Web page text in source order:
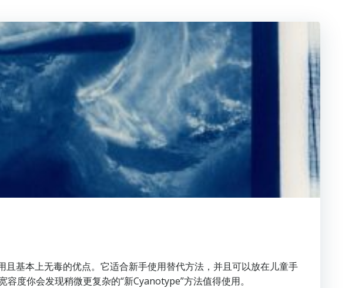
基本上无毒的优点。它适合新手使用替代方法，并且可以放在儿童手
度你会发现稍微更复杂的“新Cyanotype”方法值得使用。